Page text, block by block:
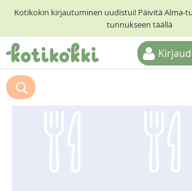
Kotikokin kirjautuminen uudistui! Päivitä Alma-
tunnukseen täällä
ETUSIVU
RESEPTIHAKU
Suosittelemme myös